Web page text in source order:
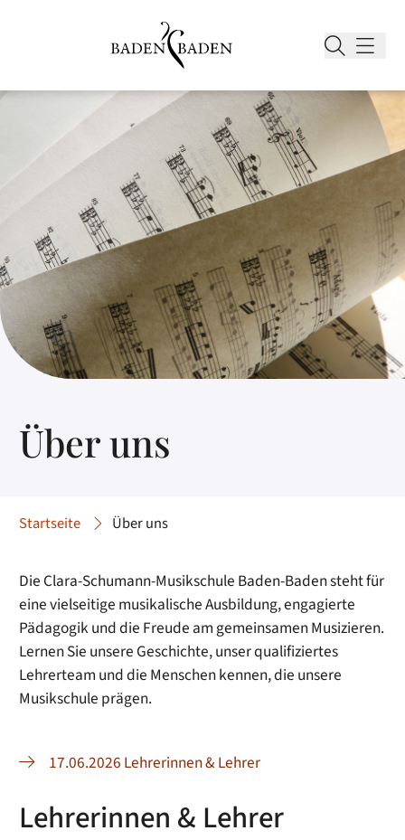
Über uns
Startseite Über uns
Die Clara-Schumann-Musikschule Baden-Baden steht für
eine vielseitige musikalische Ausbildung, engagierte
Pädagogik und die Freude am gemeinsamen Musizieren.
Lernen Sie unsere Geschichte, unser qualifiziertes
Lehrerteam und die Menschen kennen, die unsere
Musikschule prägen.
17.06.2026 Lehrerinnen & Lehrer
Lehrerinnen & Lehrer